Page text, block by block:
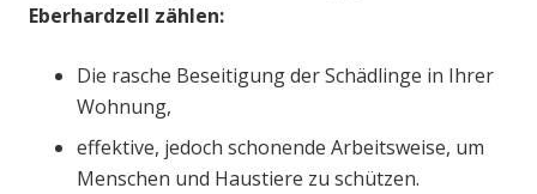
Eberhardzell zählen:
Die rasche Beseitigung der Schädlinge in Ihrer
Wohnung,
effektive, jedoch schonende Arbeitsweise, um
Menschen und Haustiere zu schützen.